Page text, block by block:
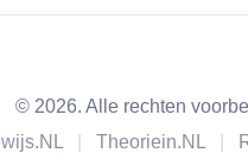
© 2026. Alle rechten
Theoriein.NL